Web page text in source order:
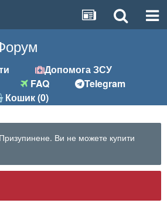
Допомога ЗСУ
FAQ
Telegram
Кошик (0)
Ви не можете купити